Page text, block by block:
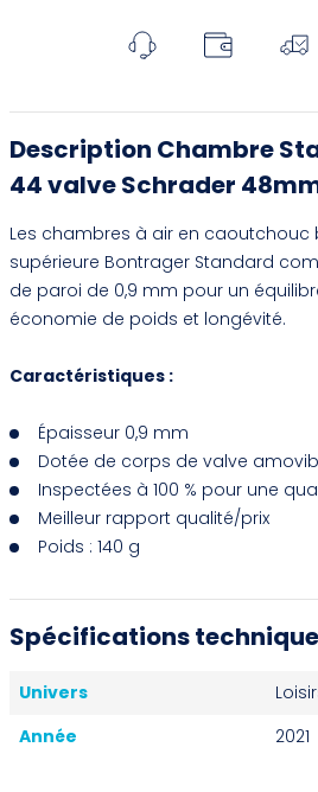
Description Chambre
44 valve Schrader
Les chambres à air en caoutchouc
supérieure Bontrager Standard
de paroi de 0,9 mm pour un
économie de poids et longévité.
Caractéristiques :
Épaisseur 0,9 mm
Dotée de corps de valve
Inspectées à 100 % pour une
Meilleur rapport qualité/prix
Poids : 140 g
Spécifications
Univers
Année
2021